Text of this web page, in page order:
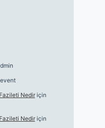
Nediriçin
Nediriçin